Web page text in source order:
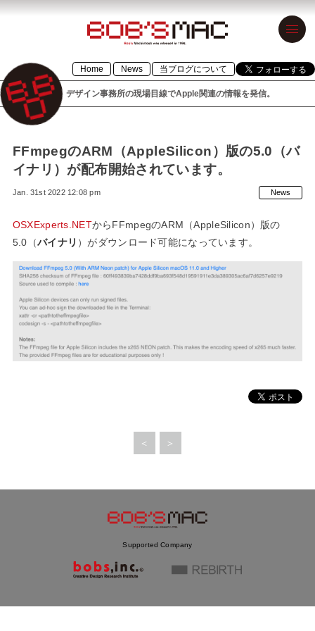
BOB’S MAC
ボブズマック
デザイン事務
でApple関連の
情報を発信。
1996年設立の
「BOB’S
MACINTOSH」
が令和元年に
「BOB’S
MAC」として
復活！
Home News 当ブログについて
デザイン事務所の現場目線でApple関連の情報を発信。
FFmpegのARM（AppleSilicon）版の5.0（バ
イナリ）が配布開始されています。
Jan. 31st 2022 12:08 pm News
OSXExperts.NETからFFmpegのARM（AppleSilicon）版の
5.0（バイナリ ）がダウンロード可能になっています。
＜ ＞
Supported Company